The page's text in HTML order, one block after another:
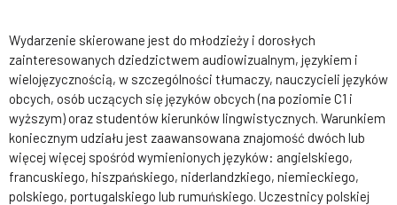
Wydarzenie skierowane jest do młodzieży i dorosłych
zainteresowanych dziedzictwem audiowizualnym, językiem i
wielojęzycznością, w szczególności tłumaczy, nauczycieli języków
obcych, osób uczących się języków obcych (na poziomie C1 i
wyższym) oraz studentów kierunków lingwistycznych. Warunkiem
koniecznym udziału jest zaawansowana znajomość dwóch lub
więcej więcej spośród wymienionych języków: angielskiego,
francuskiego, hiszpańskiego, niderlandzkiego, niemieckiego,
polskiego, portugalskiego lub rumuńskiego. Uczestnicy polskiej